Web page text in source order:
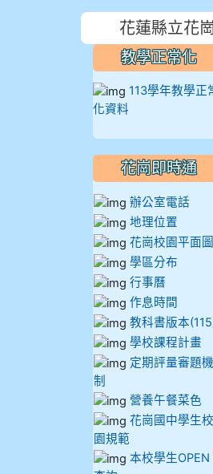
花蓮縣立花
教學正常化
113學年教學正
化資料
花崗即時通
辦公室電話
地理位置
花崗校園平面圖
學區分布
行事曆
作息時間
教科書版本
學校課程計畫
定期評量審題機
制
營養午餐菜色
花崗國中學生校
園規範
本校學生OPEN